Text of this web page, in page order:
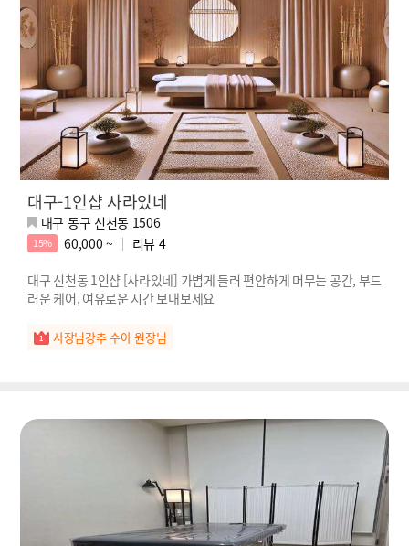
대구-1인샵 사라있네
대구 동구 신천동 1506
15% 60,000 ~ 리뷰 4
대구 신천동 1인샵 [사라있네] 가볍게 들러 편안하게 머무는 공간, 부드
러운 케어, 여유로운 시간 보내보세요
사장님강추 수아 원장님